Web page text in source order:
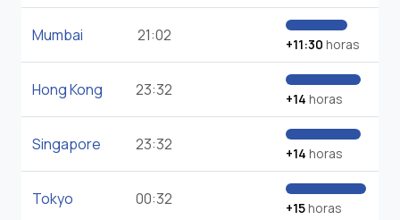
Mumbai 21:02 +11:30 horas
Hong Kong 23:32 +14 horas
Singapore 23:32 +14 horas
Tokyo 00:32 +15horas